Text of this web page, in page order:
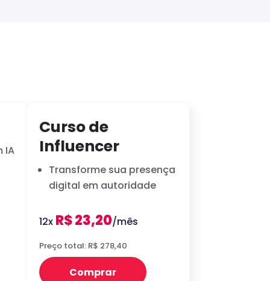
IA
Curso de
Influencer
Transforme sua presença
digital em autoridade
12x R$ 23,20/mês
Preço total: R$ 278,40
Comprar